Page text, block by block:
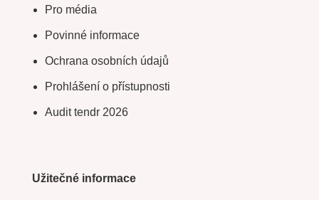
Pro média
Povinné informace
Ochrana osobních údajů
Prohlášení o přístupnosti
Audit tendr 2026
Užitečné informace